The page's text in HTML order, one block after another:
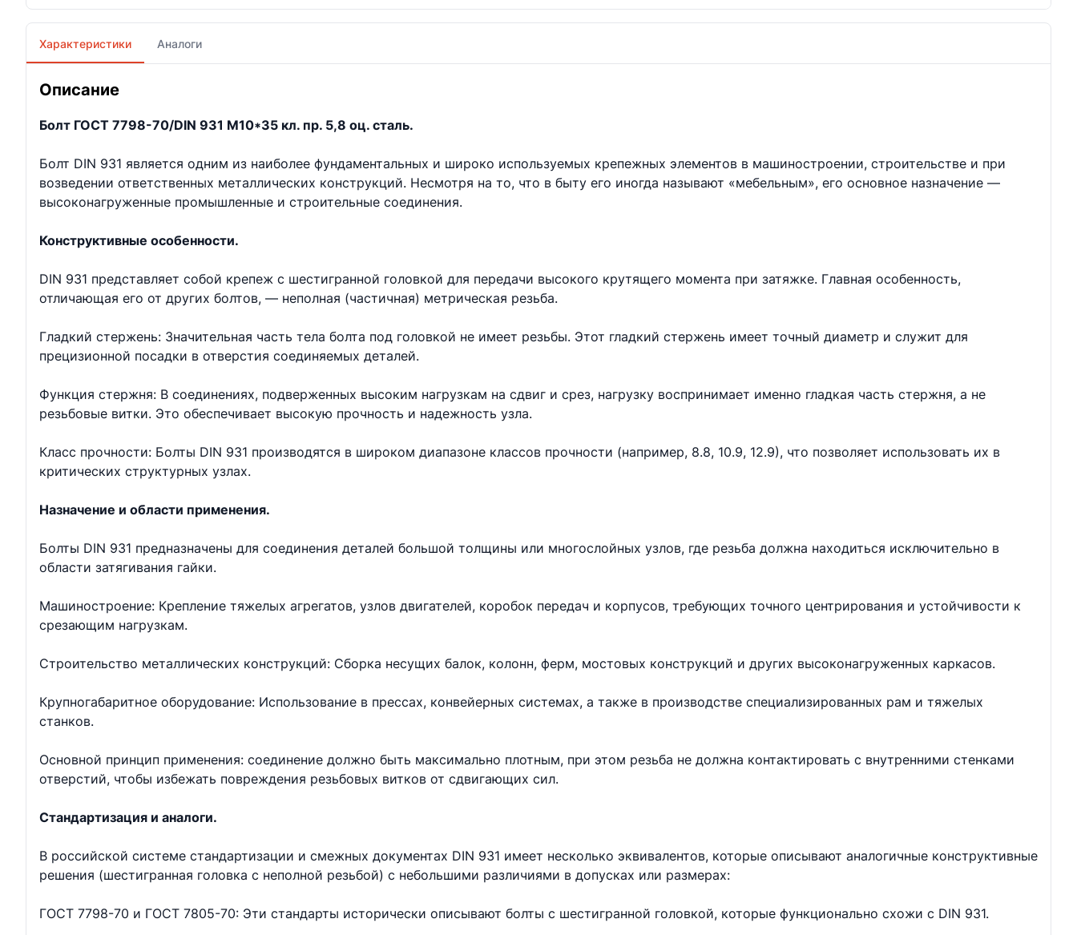
Характеристики Аналоги
Описание
Болт ГОСТ 7798-70/DIN 931 М10*35 кл. пр. 5,8 оц. сталь.
Болт DIN 931 является одним из наиболее фундаментальных и широко используемых крепежных элементов в машиностроении, строительстве и при
возведении ответственных металлических конструкций. Несмотря на то, что в быту его иногда называют «мебельным», его основное назначение —
высоконагруженные промышленные и строительные соединения.
Конструктивные особенности.
DIN 931 представляет собой крепеж с шестигранной головкой для передачи высокого крутящего момента при затяжке. Главная особенность,
отличающая его от других болтов, — неполная (частичная) метрическая резьба.
Гладкий стержень: Значительная часть тела болта под головкой не имеет резьбы. Этот гладкий стержень имеет точный диаметр и служит для
прецизионной посадки в отверстия соединяемых деталей.
Функция стержня: В соединениях, подверженных высоким нагрузкам на сдвиг и срез, нагрузку воспринимает именно гладкая часть стержня, а не
резьбовые витки. Это обеспечивает высокую прочность и надежность узла.
Класс прочности: Болты DIN 931 производятся в широком диапазоне классов прочности (например, 8.8, 10.9, 12.9), что позволяет использовать их в
критических структурных узлах.
Назначение и области применения.
Болты DIN 931 предназначены для соединения деталей большой толщины или многослойных узлов, где резьба должна находиться исключительно в
области затягивания гайки.
Машиностроение: Крепление тяжелых агрегатов, узлов двигателей, коробок передач и корпусов, требующих точного центрирования и устойчивости к
срезающим нагрузкам.
Строительство металлических конструкций: Сборка несущих балок, колонн, ферм, мостовых конструкций и других высоконагруженных каркасов.
Крупногабаритное оборудование: Использование в прессах, конвейерных системах, а также в производстве специализированных рам и тяжелых
станков.
Основной принцип применения: соединение должно быть максимально плотным, при этом резьба не должна контактировать с внутренними стенками
отверстий, чтобы избежать повреждения резьбовых витков от сдвигающих сил.
Стандартизация и аналоги.
В российской системе стандартизации и смежных документах DIN 931 имеет несколько эквивалентов, которые описывают аналогичные конструктивные
решения (шестигранная головка с неполной резьбой) с небольшими различиями в допусках или размерах:
ГОСТ 7798-70 и ГОСТ 7805-70: Эти стандарты исторически описывают болты с шестигранной головкой, которые функционально схожи с DIN 931.